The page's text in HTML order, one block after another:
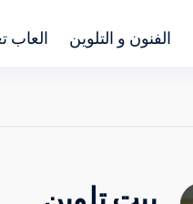
الفنون و التلوين العاب